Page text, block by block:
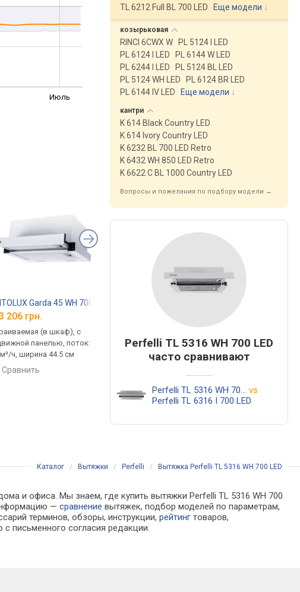
Июль
Garda 45 WH 700 LED
206 грн.
(в шкаф), с
панелью, поток:
ч, ширина 44.5 см
сравнить
Minola HTL 5214 BL 700 LED
выдвижной панелью, поток:
700 м³/ч, ширина 49.5 см
Minola HTL 5214
от 2 999 грн.
выдвижной
700 м³/ч, ширина
TL 6212 Full BL 700 LED
Еще модели ↓
козырьковая
RINCI 6CWX W
PL 5124 I LED
PL 6124 I LED
PL 6144 W LED
PL 6244 I LED
PL 5124 BL LED
PL 5124 WH LED
PL 6124 BR LED
PL 6144 IV LED
Еще модели ↓
кантри
K 614 Black Country LED
K 614 Ivory Country LED
K 6232 BL 700 LED Retro
K 6432 WH 850 LED Retro
K 6622 C BL 1000 Country LED
Вопросы и пожелания по подбору модели →
Perfelli TL 5316 WH 700 LED
часто сравнивают
Perfelli TL 5316 WH 700 LED vs
Perfelli TL 6316 I 700 LED
Каталог / Вытяжки / Perfelli / Вытяжка Perfelli TL 5316 WH 700 LED
и офиса. Мы знаем, где купить вытяжки Perfelli TL 5316 WH 700
—сравнение вытяжек, подбор моделей по параметрам,
терминов, обзоры, инструкции,рейтинг товаров,
письменного согласия редакции.